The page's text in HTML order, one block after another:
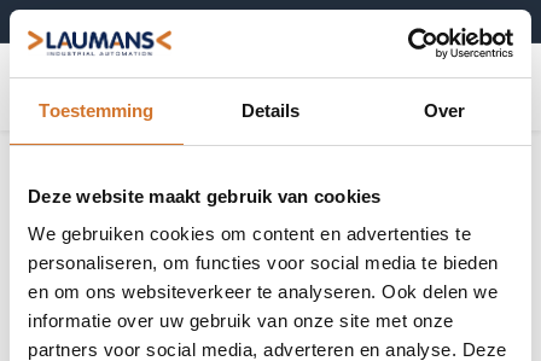
Toestemming Details Over
Deze website maakt gebruik van cookies
We gebruiken cookies om content en advertenties te
personaliseren, om functies voor social media te bieden
en om ons websiteverkeer te analyseren. Ook delen we
informatie over uw gebruik van onze site met onze
partners voor social media, adverteren en analyse. Deze
0
Zekeringhouders
voor CC-klasse
Zekeringhouders
voor J-klasse